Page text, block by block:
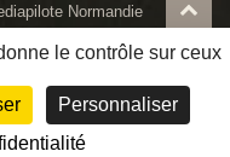
Normandie
le contrôle sur ceux
Personnaliser